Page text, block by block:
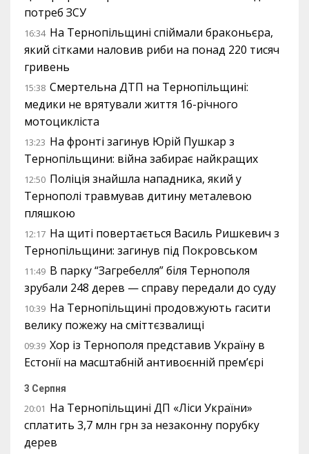
потреб ЗСУ
16:34 На Тернопільщині спіймали браконьєра,
який сітками наловив риби на понад 220 тисяч
гривень
15:38 Смертельна ДТП на Тернопільщині:
медики не врятували життя 16-річного
мотоцикліста
13:23 На фронті загинув Юрій Пушкар з
Тернопільщини: війна забирає найкращих
12:50 Поліція знайшла нападника, який у
Тернополі травмував дитину металевою
пляшкою
12:17 На щиті повертається Василь Ришкевич з
Тернопільщини: загинув під Покровськом
11:49 В парку “Загребелля” біля Тернополя
зрубали 248 дерев — справу передали до суду
10:39 На Тернопільщині продовжують гасити
велику пожежу на сміттєзвалищі
09:39 Хор із Тернополя представив Україну в
Естонії на масштабній антивоєнній прем’єрі
3 Серпня
20:01 На Тернопільщині ДП «Ліси України»
сплатить 3,7 млн грн за незаконну порубку
дерев